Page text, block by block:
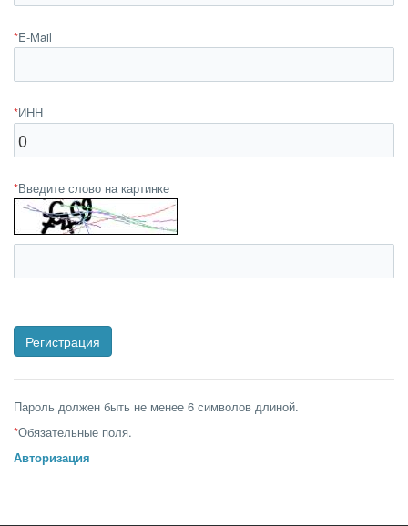
*E-Mail
*ИНН
*Введите слово на картинке
Пароль должен быть не менее 6 символов длиной.
*Обязательные поля.
Авторизация